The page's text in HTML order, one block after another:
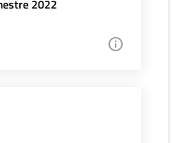
2022